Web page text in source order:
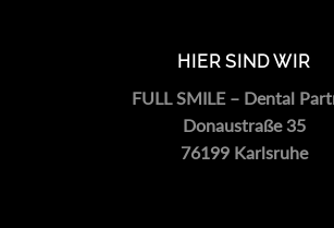
HIER SIND WIR
FULL SMILE – Dental
Donaustraße 35
76199 Karlsruhe